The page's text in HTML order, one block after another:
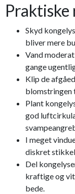
Skyd
bliver mere
Vand
gange
Klip de
blomstringen
Plant
god
I meget
diskret
Del
kraftige og
bede.